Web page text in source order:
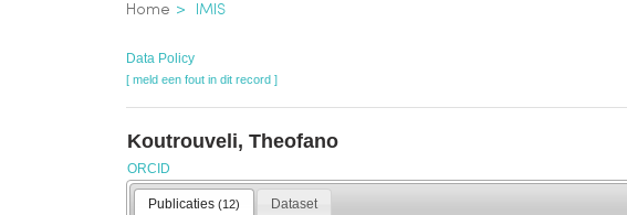
Kruimelpad
Home IMIS
Data Policy
[ meld een fout in dit record ]
Koutrouveli, Theofano
ORCID
Publicaties (12) Dataset